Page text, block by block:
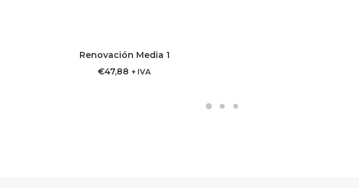
Renovación Media 1
€47,88 + IVA